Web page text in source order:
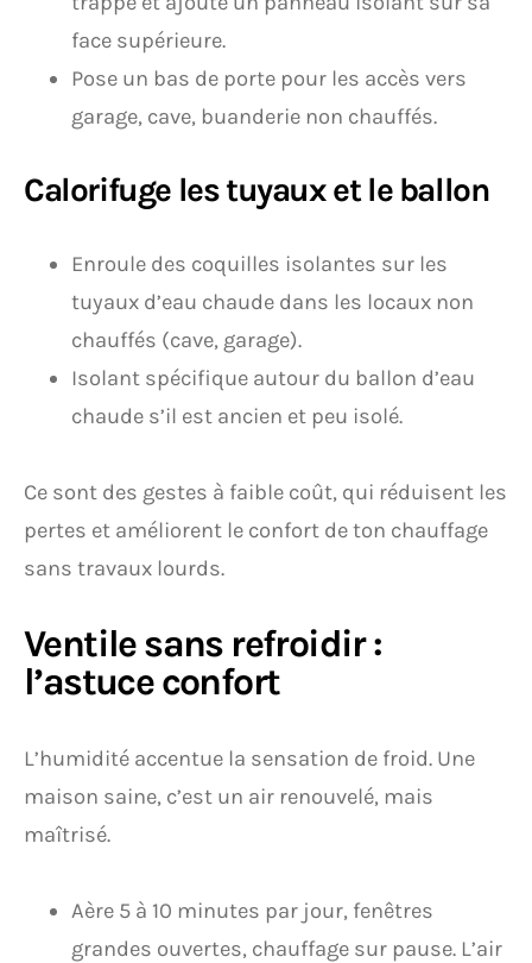
face supérieure.
Pose un bas de porte pour les accès vers
garage, cave, buanderie non chauffés.
Calorifuge les tuyaux et le ballon
Enroule des coquilles isolantes sur les
tuyaux d’eau chaude dans les locaux non
chauffés (cave, garage).
Isolant spécifique autour du ballon d’eau
chaude s’il est ancien et peu isolé.
Ce sont des gestes à faible coût, qui réduisent les
pertes et améliorent le confort de ton chauffage
sans travaux lourds.
Ventile sans refroidir :
l’astuce confort
L’humidité accentue la sensation de froid. Une
maison saine, c’est un air renouvelé, mais
maîtrisé.
Aère 5 à 10 minutes par jour, fenêtres
grandes ouvertes, chauffage sur pause. L’air